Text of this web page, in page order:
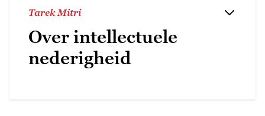
Tarek Mitri
Over intellectuele
nederigheid